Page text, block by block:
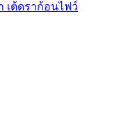
เต้ดราก้อนไฟว์